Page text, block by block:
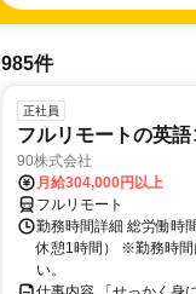
985件
正社員
フルリモートの英語
90株式会社
月給304,000円以上
フルリモート
勤務時間詳細 総労働時
休憩1時間） ※勤務時間
い。